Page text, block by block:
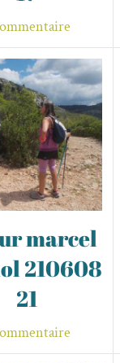
marcel
210608
21